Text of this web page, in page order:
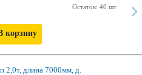
Остаток: 40 шт
корзину
2,0т, длина 7000мм, д.